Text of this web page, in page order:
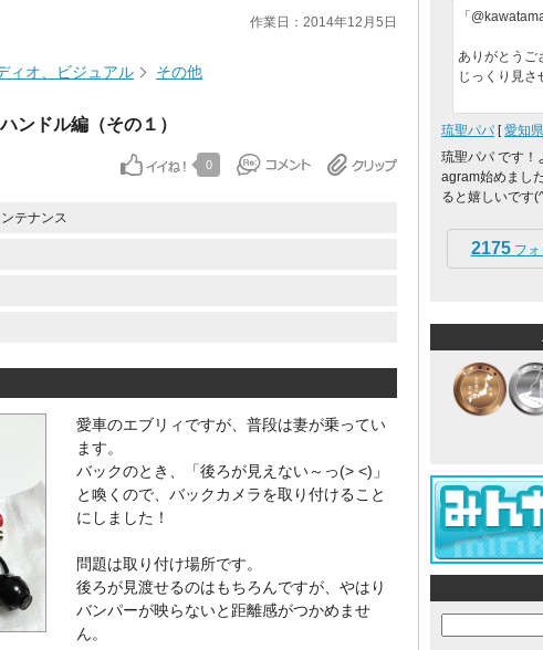
作業日：2014年12月5日
ィオ、ビジュアル その他
ンドル編（その１）
0
テナンス
愛車のエブリィですが、普段は妻が乗ってい
ます。
バックのとき、「後ろが見えない～っ(> <)」
と喚くので、バックカメラを取り付けること
にしました！
問題は取り付け場所です。
後ろが見渡せるのはもちろんですが、やはり
バンパーが映らないと距離感がつかめませ
ん。
「
ありがとうご
じっくり見さ
琉聖パパ [愛知県
琉聖パパ です！
agram始めまし
ると嬉しいです
2175フォ